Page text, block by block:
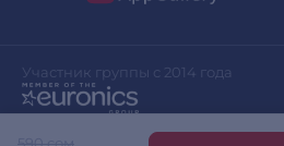
Участник группы с 2014 года